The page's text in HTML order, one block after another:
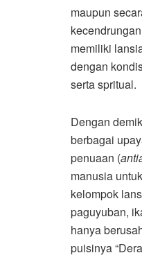
maupun
memiliki
dengan
serta spritual.
Dengan
berbagai
penuaan (
manusia
kelompok
paguyuban,
hanya
puisinya